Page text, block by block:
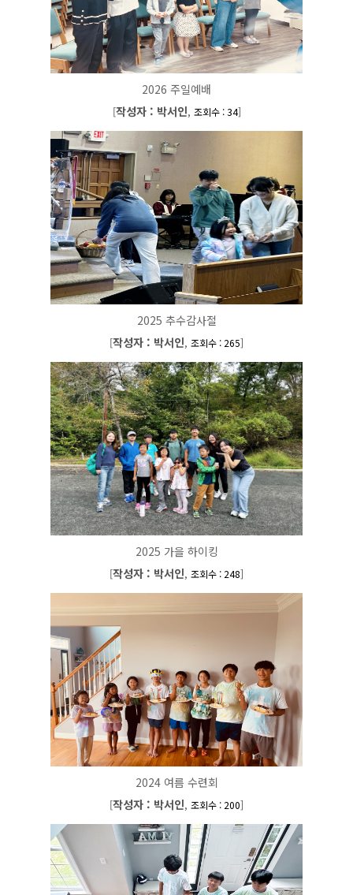
2026 주일예배
[작성자 : 박서인, 조회수 : 34]
2025 추수감사절
[작성자 : 박서인, 조회수 : 265]
2025 가을 하이킹
[작성자 : 박서인, 조회수 : 248]
2024 여름 수련회
[작성자 : 박서인, 조회수 : 200]